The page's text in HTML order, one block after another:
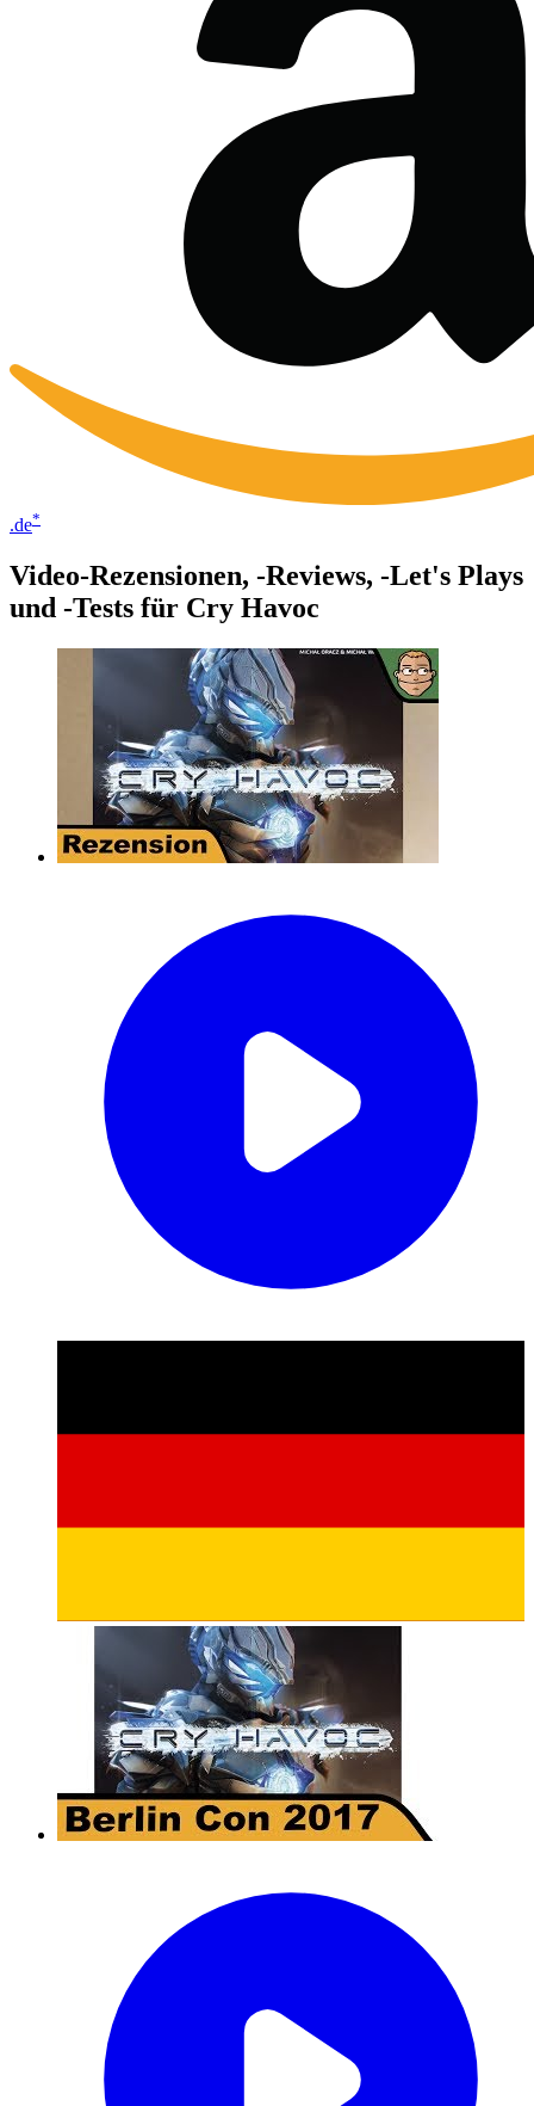
.de*
Video-Rezensionen, -Reviews, -Let's Plays
und -Tests für Cry Havoc